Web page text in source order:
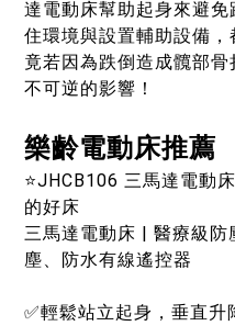
達電動床幫助起身來避
住環境與設置輔助設備
竟若因為跌倒造成髖部
不可逆的影響！
樂齡電動床推薦
⭐JHCB106 三馬達電動
的好床
三馬達電動床 | 醫療級
塵、防水有線遙控器
✅輕鬆站立起身，垂直升